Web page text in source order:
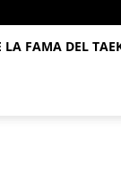
LA FAMA DEL